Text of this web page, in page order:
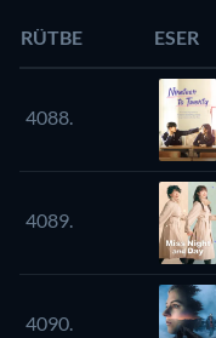
RÜTBE ESER
4088.
4089.
4090.